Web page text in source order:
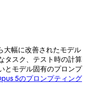
幅に改善されたモデル
タスク、テスト時の計算
とモデル固有のプロンプ
5のプロンプティング